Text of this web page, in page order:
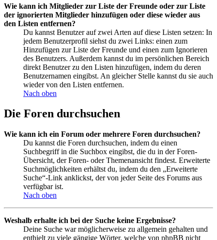
Wie kann ich Mitglieder zur Liste der Freunde oder zur Liste
der ignorierten Mitglieder hinzufügen oder diese wieder aus
den Listen entfernen?
Du kannst Benutzer auf zwei Arten auf diese Listen setzen: In
jedem Benutzerprofil siehst du zwei Links: einen zum
Hinzufügen zur Liste der Freunde und einen zum Ignorieren
des Benutzers. Außerdem kannst du im persönlichen Bereich
direkt Benutzer zu den Listen hinzufügen, indem du deren
Benutzernamen eingibst. An gleicher Stelle kannst du sie auch
wieder von den Listen entfernen.
Nach oben
Die Foren durchsuchen
Wie kann ich ein Forum oder mehrere Foren durchsuchen?
Du kannst die Foren durchsuchen, indem du einen
Suchbegriff in die Suchbox eingibst, die du in der Foren-
Übersicht, der Foren- oder Themenansicht findest. Erweiterte
Suchmöglichkeiten erhältst du, indem du den „Erweiterte
Suche“-Link anklickst, der von jeder Seite des Forums aus
verfügbar ist.
Nach oben
Weshalb erhalte ich bei der Suche keine Ergebnisse?
Deine Suche war möglicherweise zu allgemein gehalten und
enthielt zu viele gängige Wörter, welche von phpBB nicht